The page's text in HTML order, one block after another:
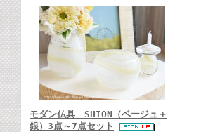
モダン仏具 SHION（ベージュ＋
銀）3点～7点セット